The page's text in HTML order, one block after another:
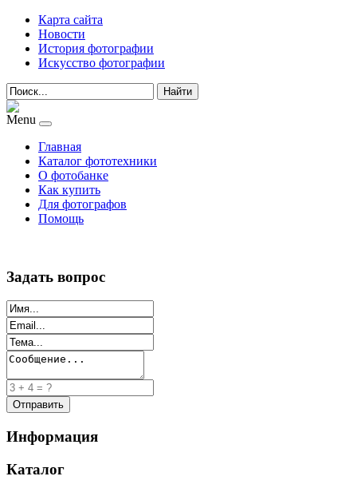
Карта сайта
Новости
История фотографии
Искусство фотографии
Найти
Menu
Главная
Каталог фототехники
О фотобанке
Как купить
Для фотографов
Помощь
Задать вопрос
Информация
Каталог